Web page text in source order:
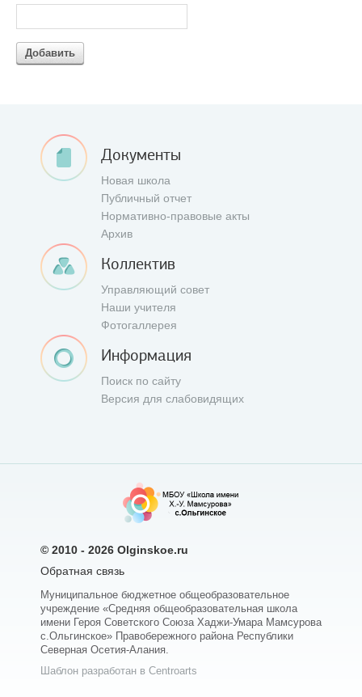
Добавить
Документы
Новая школа
Публичный отчет
Нормативно-правовые акты
Архив
Коллектив
Управляющий совет
Наши учителя
Фотогаллерея
Информация
Поиск по сайту
Версия для слабовидящих
© 2010 - 2026 Olginskoe.ru
Обратная связь
Муниципальное бюджетное общеобразовательное
учреждение «Средняя общеобразовательная школа
имени Героя Советского Союза Хаджи-Умара Мамсурова
с.Ольгинское» Правобережного района Республики
Северная Осетия-Алания.
Шаблон разработан в Centroarts